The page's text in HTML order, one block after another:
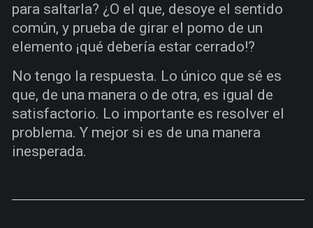
para saltarla? ¿O el que, desoye el sentido
común, y prueba de girar el pomo de un
elemento ¡qué debería estar cerrado!?
No tengo la respuesta. Lo único que sé es
que, de una manera o de otra, es igual de
satisfactorio. Lo importante es resolver el
problema. Y mejor si es de una manera
inesperada.